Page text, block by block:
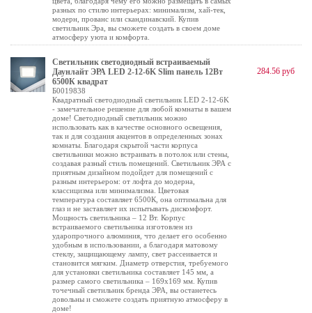
разных по стилю интерьерах: минимализм, хай-тек,
модерн, прованс или скандинавский. Купив
светильник Эра, вы сможете создать в своем доме
атмосферу уюта и комфорта.
Светильник светодиодный встраиваемый
Даунлайт ЭРА LED 2-12-6K Slim панель 12Вт
6500К квадрат
Б0019838
Квадратный светодиодный светильник LED 2-12-6K
- замечательное решение для любой комнаты в вашем
доме! Светодиодный светильник можно
использовать как в качестве основного освещения,
так и для создания акцентов в определенных зонах
комнаты. Благодаря скрытой части корпуса
светильники можно встраивать в потолок или стены,
создавая разный стиль помещений. Светильник ЭРА с
приятным дизайном подойдет для помещений с
разным интерьером: от лофта до модерна,
классицизма или минимализма. Цветовая
температура составляет 6500К, она оптимальна для
глаз и не заставляет их испытывать дискомфорт.
Мощность светильника – 12 Вт. Корпус
встраиваемого светильника изготовлен из
ударопрочного алюминия, что делает его особенно
удобным в использовании, а благодаря матовому
стеклу, защищающему лампу, свет рассеивается и
становится мягким. Диаметр отверстия, требуемого
для установки светильника составляет 145 мм, а
размер самого светильника – 169х169 мм. Купив
точечный светильник бренда ЭРА, вы останетесь
довольны и сможете создать приятную атмосферу в
доме!
284.56 руб